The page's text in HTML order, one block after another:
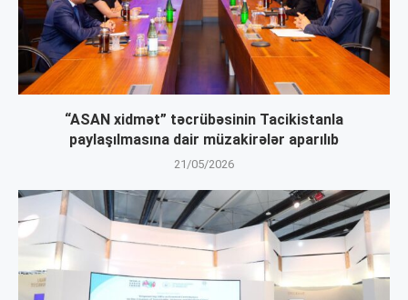
“ASAN xidmət” təcrübəsinin Tacikistanla
paylaşılmasına dair müzakirələr aparılıb
21/05/2026